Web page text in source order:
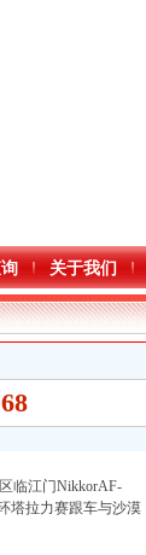
关于我们
临江门NikkorAF-
塔拉力赛跟车与沙漠